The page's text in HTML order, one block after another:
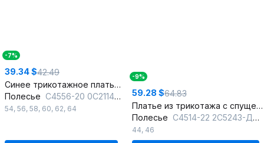
-7%
39.34 $42.49
Синее трикотажное платье с разрезом и стойкой
Полесье С4556-20 0С2114-Д43 164 морской_синий
54, 56, 58, 60, 62, 64
-9%
59.28 $64.83
Платье из трикотажа с спущенной линией плеча и бейкой
Полесье С4514-22 2С5243-Д43 170 десерт__17-1927
44, 46